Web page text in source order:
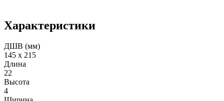
Характеристики
ДШВ (мм)
145 х 215
Длина
22
Высота
4